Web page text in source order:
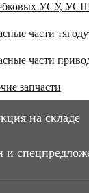
УСУ,
части
части
запчасти
на складе
и